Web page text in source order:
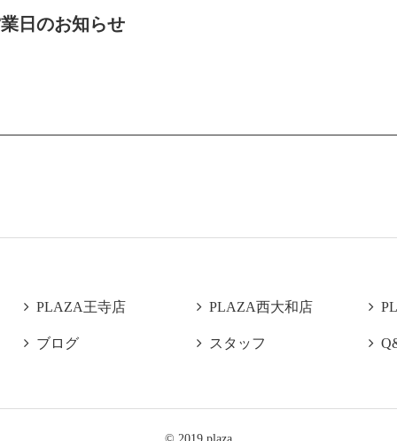
日のお知らせ
 PLAZA王寺店  PLAZA西大和店 
 ブログ  スタッフ 